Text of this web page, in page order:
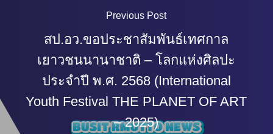
Previous Post
สป.อว.ขอประชาสัมพันธ์เทศกาล
เยาวชนนานาชาติ – โลกแห่งศิลปะ
ประจำปี พ.ศ. 2568 (International
Youth Festival THE PLANET OF ART
– 2025)